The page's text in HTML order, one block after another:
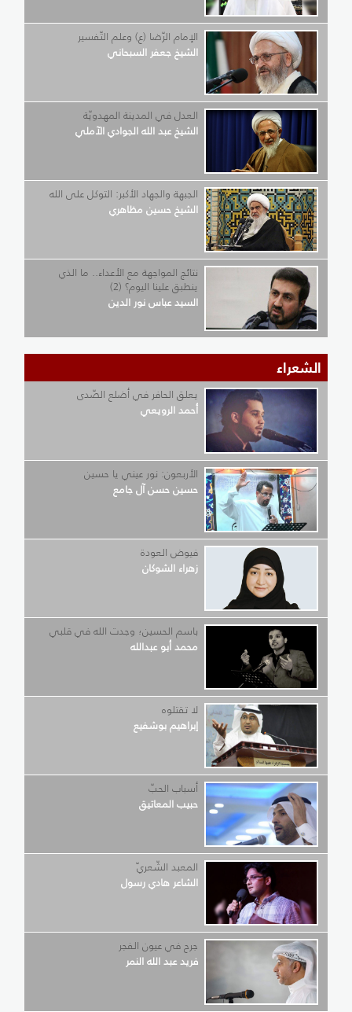
الإمام الرّضا (ع) وعلم التّفسير
الشيخ جعفر السبحاني
العدل في المدينة المهدويّة
الشيخ عبد الله الجوادي الآملي
الجبهة والجهاد الأكبر: التوكل على الله
الشيخ حسين مظاهري
نتائج المواجهة مع الأعداء.. ما الذي
ينطبق علينا اليوم؟ (2)
السيد عباس نور الدين
الشعراء
يعلق الحافر في أضلع الصّدى
أحمد الرويعي
الأربعون: نور عيني يا حسين
حسين حسن آل جامع
فيوض العودة
زهراء الشوكان
باسم الحسين؛ وجدت الله في قلبي
محمد أبو عبدالله
لا تقتلوه
إبراهيم بوشفيع
أسباب الحبّ
حبيب المعاتيق
المعبد الشّعريّ
الشاعر هادي رسول
جرح في عيون الفجر
فريد عبد الله النمر